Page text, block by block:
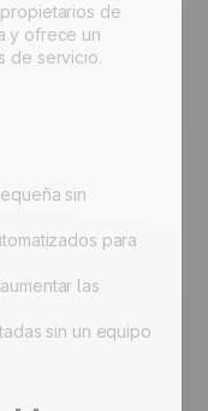
de
y ofrece un
de servicio.
sin
para
las
sin un equipo